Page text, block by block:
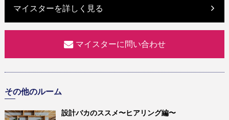
マイスターを詳しく見る
マイスターに問い合わせ
その他のルーム
設計バカのススメ〜ヒアリング編〜